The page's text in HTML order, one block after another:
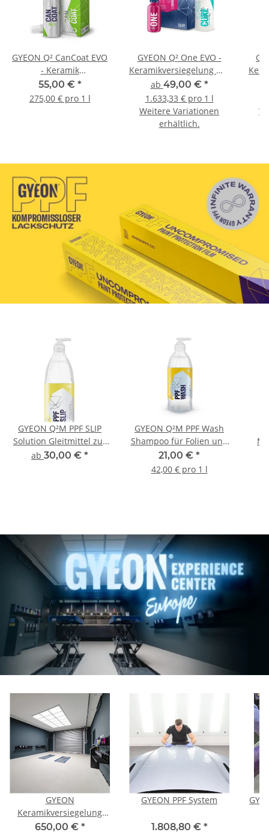
GYEON Q² CanCoat EVO
- Keramik
Sprühversiegelung mit
12 Mon Standzeit 200 ml
55,00 € *
275,00 € pro 1 l
GYEON Q² One EVO -
Keramikversiegelung mit
24 Mon Standzeit
ab 49,00 € *
1.633,33 € pro 1 l
Weitere Variationen
erhältlich.
GYEON Q²M PPF SLIP
Solution Gleitmittel zur
PPF Installation
ab 30,00 € *
GYEON Q²M PPF Wash
Shampoo für Folien und
Wraps 500 ml
21,00 € *
42,00 € pro 1 l
GYEON
Keramikversiegelung
System - Training
650,00 € *
GYEON PPF System
1.808,80 € *